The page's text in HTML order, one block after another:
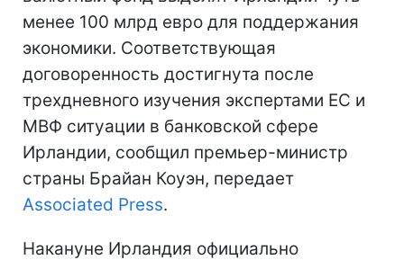
менее 100 млрд евро для поддержания
экономики. Соответствующая
договоренность достигнута после
трехдневного изучения экспертами ЕС и
МВФ ситуации в банковской сфере
Ирландии, сообщил премьер-министр
страны Брайан Коуэн, передает
Associated Press.
Накануне Ирландия официально